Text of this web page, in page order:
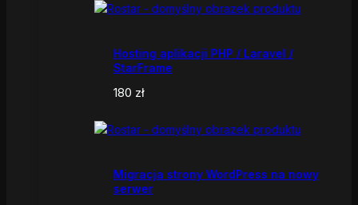
Hosting aplikacji PHP / Laravel /
StarFrame
180 zł
Migracja strony WordPress na nowy
serwer